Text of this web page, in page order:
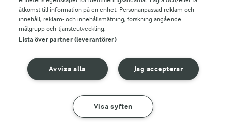
© 2026 Arla Foods
Integritetspolicy
åtkomst till information på en enhet. Personanpassad reklam och
innehåll, reklam- och innehållsmätning, forskning angående
målgrupp och tjänsteutveckling.
Lista över partner (leverantörer)
Jag accepterar
Avvisa alla
Visa syften